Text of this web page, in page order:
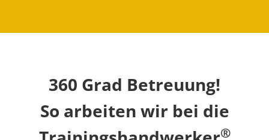
360 Grad Betreuung!
So arbeiten wir bei die
®